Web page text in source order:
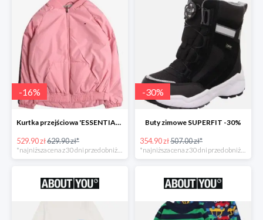
-16%
Kurtka przejściowa 'ESSENTIAL TOMMY TAPE JACKET -16%
529.90 zł629.90 zł*
-30%
Buty zimowe SUPERFIT -30%
354.90 zł507.00 zł*